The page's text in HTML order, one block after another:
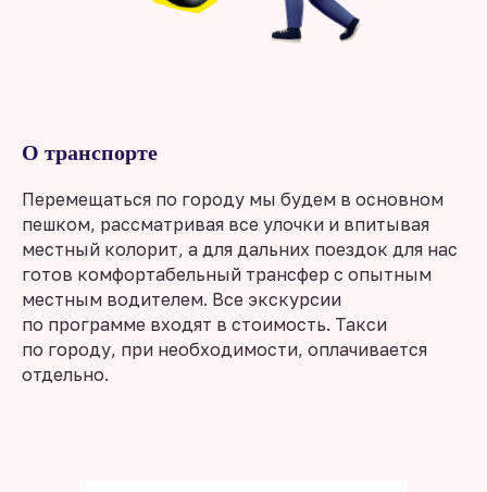
О транспорте
Перемещаться по городу мы будем в основном
пешком, рассматривая все улочки и впитывая
местный колорит, а для дальних поездок для нас
готов комфортабельный трансфер с опытным
местным водителем. Все экскурсии
по программе входят в стоимость. Такси
по городу, при необходимости, оплачивается
отдельно.